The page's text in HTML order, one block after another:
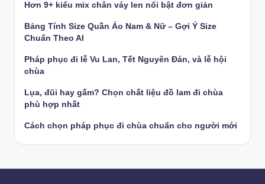
Hơn 9+ kiểu mix chân váy len nổi bật đơn giản
Bảng Tính Size Quần Áo Nam & Nữ – Gợi Ý Size
Chuẩn Theo AI
Pháp phục đi lễ Vu Lan, Tết Nguyên Đán, và lễ hội
chùa
Lụa, đũi hay gấm? Chọn chất liệu đồ lam đi chùa
phù hợp nhất
Cách chọn pháp phục đi chùa chuẩn cho người mới